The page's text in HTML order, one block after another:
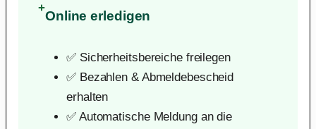
+
Online erledigen
✅ Sicherheitsbereiche freilegen
✅ Bezahlen & Abmeldebescheid
erhalten
✅ Automatische Meldung an die